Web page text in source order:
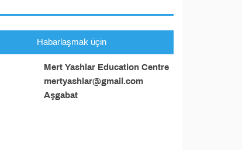
Habarlaşmak üçin
Mert Yashlar Education Centre
mertyashlar@gmail.com
Aşgabat